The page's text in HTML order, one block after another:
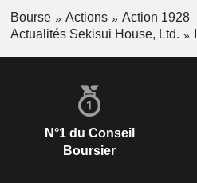
Bourse Actions
Action 1928
Actualités Sekisui House, Ltd.
N°1 du Conseil
Boursier